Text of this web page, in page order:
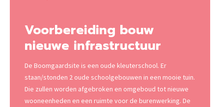
Voorbereiding bouw
nieuwe infrastructuur
De Boomgaardsite is een oude kleuterschool. Er
staan/stonden 2 oude schoolgebouwen in een mooie tuin.
Die zullen worden afgebroken en omgeboud tot nieuwe
wooneenheden en een ruimte voor de burenwerking. De